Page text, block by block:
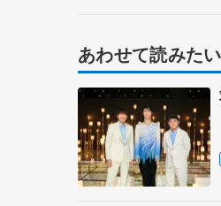
あわせて読みたい